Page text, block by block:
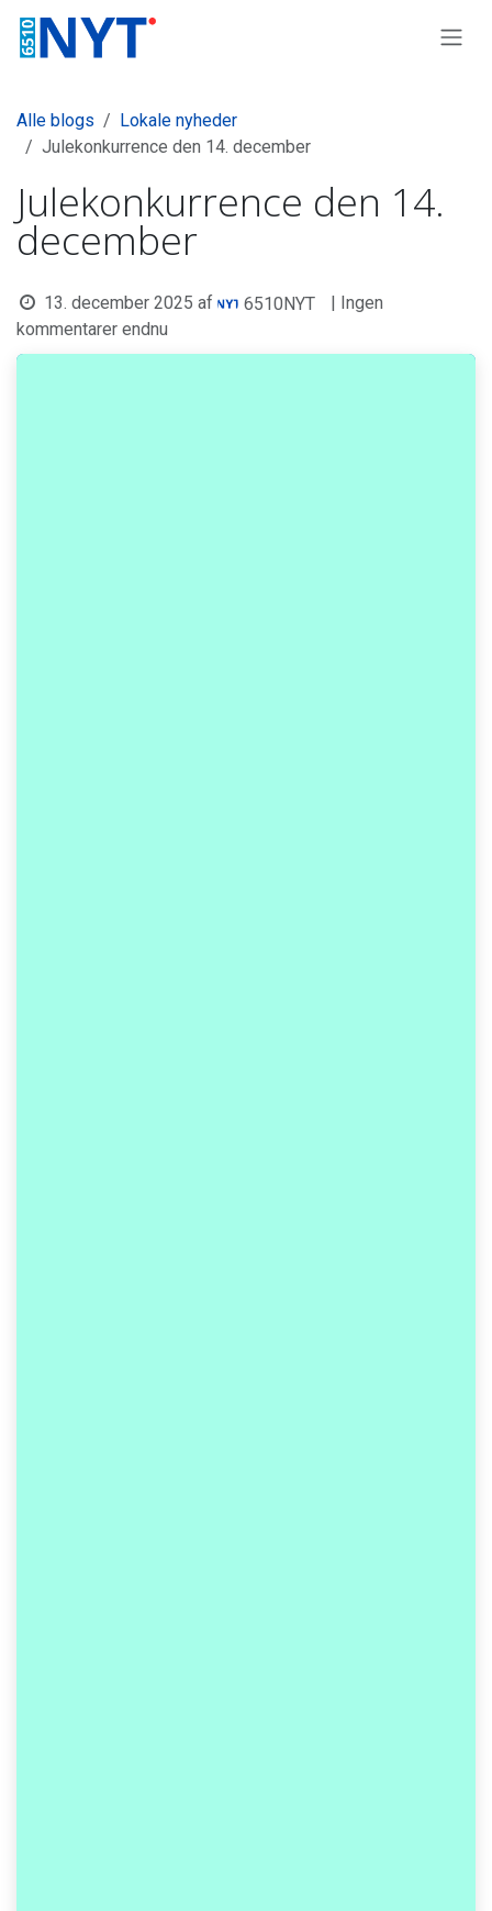
Alle blogs
Lokale nyheder
Julekonkurrence den 14. december
Julekonkurrence den 14.
december
13. december 2025 af 6510NYT
| Ingen
kommentarer endnu